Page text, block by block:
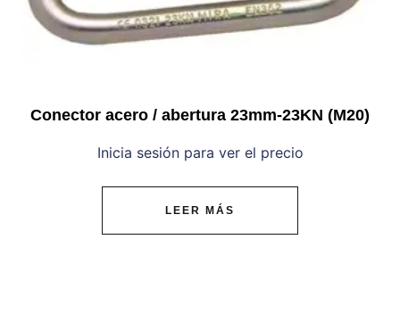
Conector acero / abertura 23mm-23KN (M20)
Inicia sesión para ver el precio
LEER MÁS